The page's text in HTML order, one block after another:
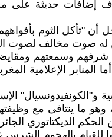
إضافات حديثة على
أن "تأكل الثوم
له صوت مخالف لصوت
شرفهم وسمعتهم
الإعلامية
ما ينتافى مع
الديكتاتوري